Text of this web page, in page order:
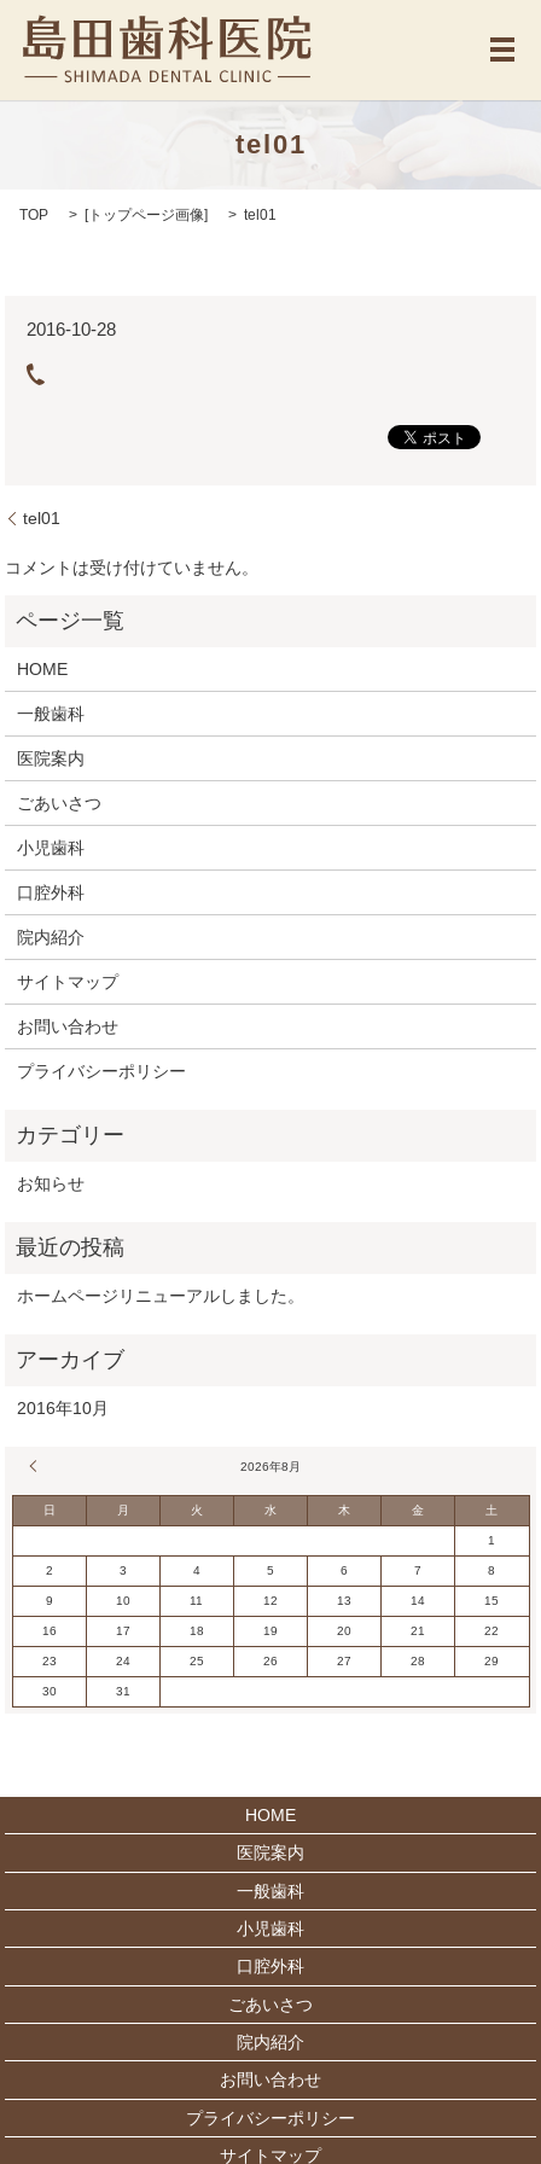
メ
tel01
TOP [トップページ画像] tel01
2016-10-28
tel01
コメントは受け付けていません。
HOME
一般歯科
医院案内
ごあいさつ
小児歯科
口腔外科
院内紹介
サイトマップ
お問い合わせ
プライバシーポリシー
お知らせ
ホームページリニューアルしました。
2016年10月
2026年8月
日 月 火 水 木 金 土
1
2 3 4 5 6 7 8
9 10 11 12 13 14 15
16 17 18 19 20 21 22
23 24 25 26 27 28 29
30 31
HOME
医院案内
一般歯科
小児歯科
口腔外科
ごあいさつ
院内紹介
お問い合わせ
プライバシーポリシー
サイトマップ